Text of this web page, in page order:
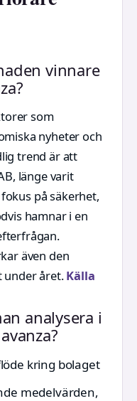
vinnare
som
nyheter och
trend är att
länge varit
på säkerhet,
hamnar i en
även den
under året.Källa
analysera i
kring bolaget
medelvärden,